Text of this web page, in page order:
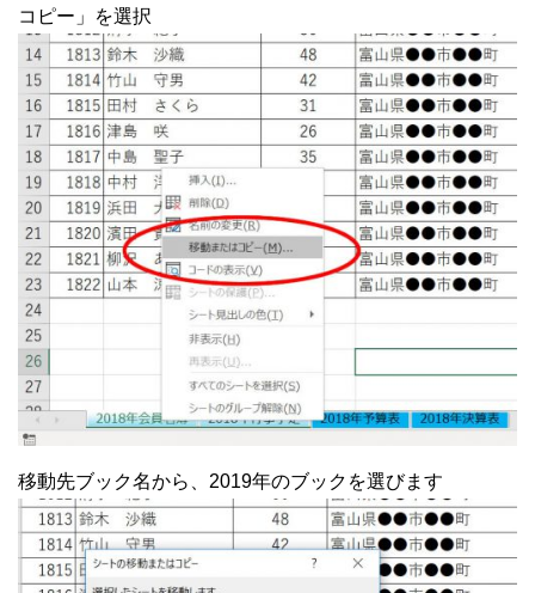
コピー」を選択
移動先ブック名から、2019年のブックを選びます